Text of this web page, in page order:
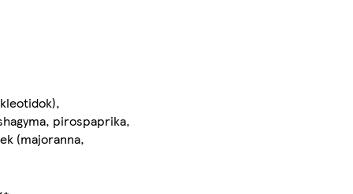
pirospaprika,
(majoranna,